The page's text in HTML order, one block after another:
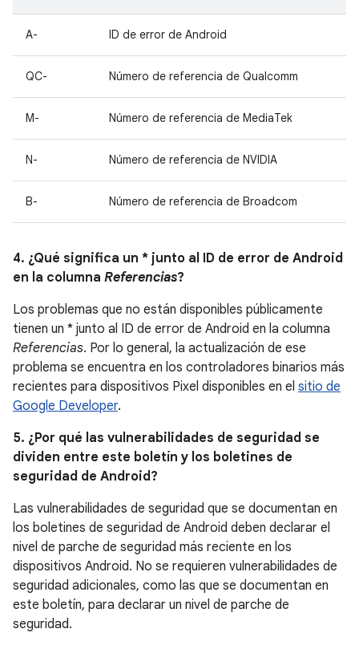
A- ID de error de Android
QC- Número de referencia de Qualcomm
M- Número de referencia de MediaTek
N- Número de referencia de NVIDIA
B- Número de referencia de Broadcom
4. ¿Qué significa un * junto al ID de error de Android
en la columna Referencias?
Los problemas que no están disponibles públicamente
tienen un * junto al ID de error de Android en la columna
Referencias. Por lo general, la actualización de ese
problema se encuentra en los controladores binarios más
recientes para dispositivos Pixel disponibles en el sitio de
Google Developer.
5. ¿Por qué las vulnerabilidades de seguridad se
dividen entre este boletín y los boletines de
seguridad de Android?
Las vulnerabilidades de seguridad que se documentan en
los boletines de seguridad de Android deben declarar el
nivel de parche de seguridad más reciente en los
dispositivos Android. No se requieren vulnerabilidades de
seguridad adicionales, como las que se documentan en
este boletín, para declarar un nivel de parche de
seguridad.